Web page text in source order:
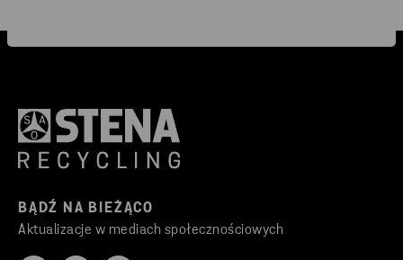
BĄDŹ NA BIEŻĄCO
Aktualizacje w mediach społecznościowych